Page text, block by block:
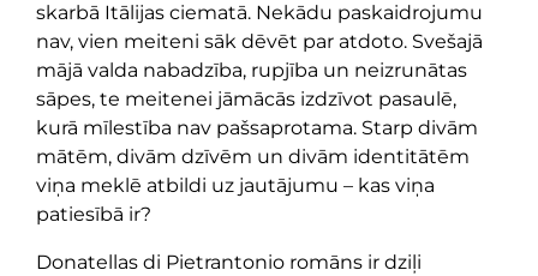
skarbā Itālijas ciematā. Nekādu paskaidrojumu
nav, vien meiteni sāk dēvēt par atdoto. Svešajā
mājā valda nabadzība, rupjība un neizrunātas
sāpes, te meitenei jāmācās izdzīvot pasaulē,
kurā mīlestība nav pašsaprotama. Starp divām
mātēm, divām dzīvēm un divām identitātēm
viņa meklē atbildi uz jautājumu – kas viņa
patiesībā ir?
Donatellas di Pietrantonio romāns ir dziļi